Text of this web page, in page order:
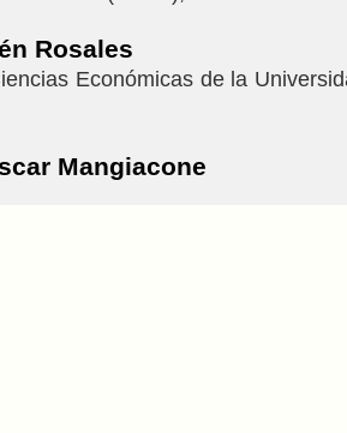
Rosales
Económicas de la
Mangiacone